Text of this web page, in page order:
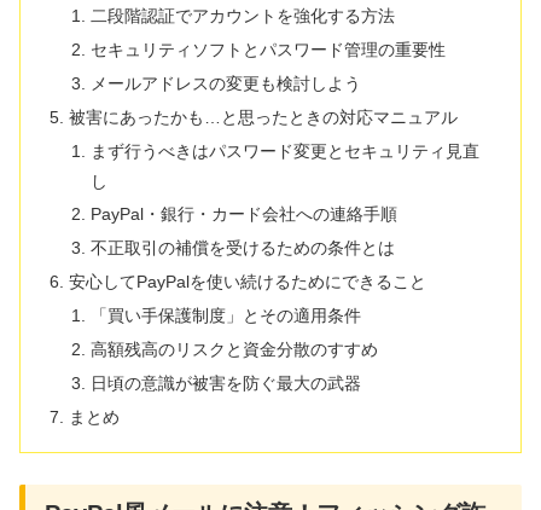
二段階認証でアカウントを強化する方法
セキュリティソフトとパスワード管理の重要性
メールアドレスの変更も検討しよう
被害にあったかも…と思ったときの対応マニュアル
まず行うべきはパスワード変更とセキュリティ見直
し
PayPal・銀行・カード会社への連絡手順
不正取引の補償を受けるための条件とは
安心してPayPalを使い続けるためにできること
「買い手保護制度」とその適用条件
高額残高のリスクと資金分散のすすめ
日頃の意識が被害を防ぐ最大の武器
まとめ